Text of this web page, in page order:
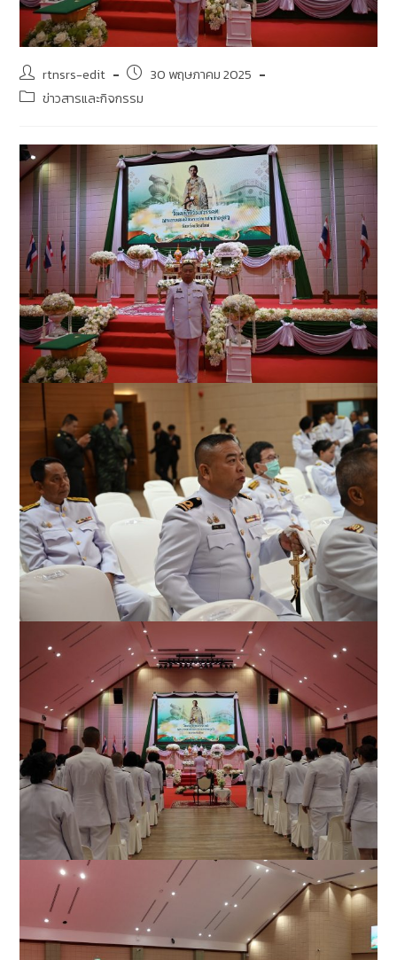
rtnsrs-edit
30 พฤษภาคม 2025
ข่าวสารและกิจกรรม